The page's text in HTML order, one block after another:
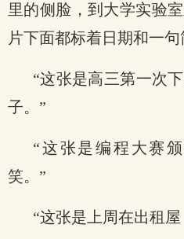
里的侧脸，到大学实验
片下面都标着日期和一句
“这张是高三第一次
子。”
“这张是编程大赛
笑。”
“这张是上周在出租